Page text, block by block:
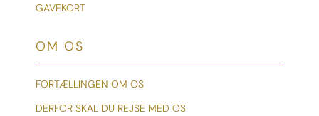
GAVEKORT
OM OS
FORTÆLLINGEN OM OS
DERFOR SKAL DU REJSE MED OS